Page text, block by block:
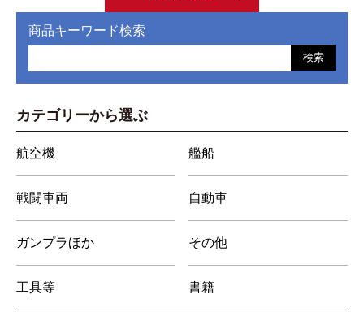
商品キーワード検索
検索
カテゴリーから選ぶ
航空機 艦船
戦闘車両 自動車
ガンプラほか その他
工具等 書籍